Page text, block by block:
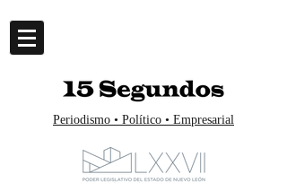
Periodismo • Político • Empresarial